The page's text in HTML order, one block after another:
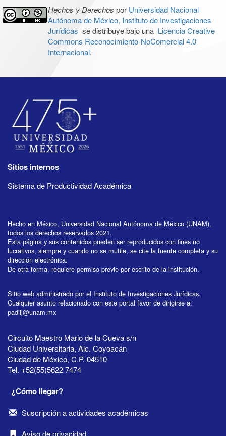
Hechos y Derechos por Universidad Nacional
Autónoma de México, Instituto de Investigaciones
Jurídicas se distribuye bajo una Licencia Creative
Commons Reconocimiento-NoComercial 4.0
Internacional.
Sitios internos
Sistema de Productividad Académica
Hecho en México, Universidad Nacional Autónoma de México (UNAM),
todos los derechos reservados 2021.
Esta página y sus contenidos pueden ser reproducidos con fines no
lucrativos, siempre y cuando no se mutile, se cite la fuente completa y su
dirección electrónica.
De otra forma, requiere permiso previo por escrito de la institución.
Sitio web administrado por el Instituto de Investigaciones Jurídicas.
Cualquier asunto relacionado con este portal favor de dirigirse a:
padiij@unam.mx
Circuito Maestro Mario de la Cueva s/n
Ciudad Universitaria, Alc. Coyoacán
Ciudad de México, C.P. 04510
Tel. +52(55)5622 7474
¿Cómo llegar?
Suscripción a actividades académicas
Aviso de privacidad